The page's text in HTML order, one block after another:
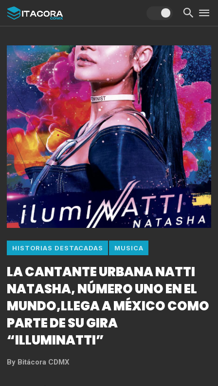
HISTORIAS DESTACADAS MUSICA
LA CANTANTE URBANA NATTI
NATASHA, NÚMERO UNO EN EL
MUNDO,LLEGA A MÉXICO COMO
PARTE DE SU GIRA
“ILLUMINATTI”
By Bitácora CDMX